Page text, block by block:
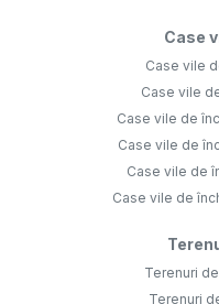
Case
Case vile
Case vile
Case vile de
Case vile de
Case vile de
Case vile de
Terenuri
Terenuri